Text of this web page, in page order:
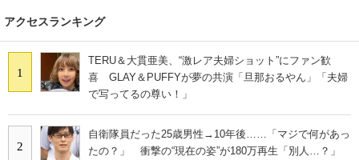
アクセスランキング
1
TERU＆大貫亜美、“激レア夫婦ショット”にファン歓
喜 GLAY＆PUFFYが夢の共演「旦那おるやん」「夫婦
で写ってるの尊い！」
2
自衛隊員だった25歳男性→10年後……「マジで何があっ
たの？」 衝撃の“現在の姿”が180万再生「別人…？」